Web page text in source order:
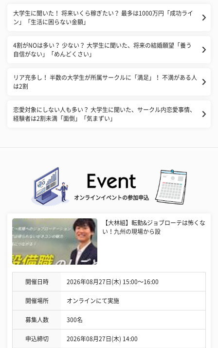
大学生に聞いた！ 将来いくら稼ぎたい？ 最多は1000万円「成功ライ
ン」「生活に困らない金額」
4割がNOは多い？ 少ない？ 大学生に聞いた、将来の結婚願望「養う
自信がない」「めんどくさい」
リア充多し！ 半数の大学生が所属サークルに「満足」！ 不満がある人
は2割
恋愛対象にしない人も多い？ 大学生に聞いた、サークル内恋愛事情、
経験者は2割未満「面倒」「気まずい」
オンラインイベントの参加申込
【大林組】転勤&ジョブローテは怖くな
い！九州の現場から設
開催日時 2026年08月27日(木) 15:00〜16:00
開催場所 オンラインにて実施
募集人数 300名
申込締切 2026年08月27日(木) 14:00